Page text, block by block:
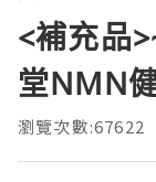
<補充品
堂NMN
瀏覽次數:67622